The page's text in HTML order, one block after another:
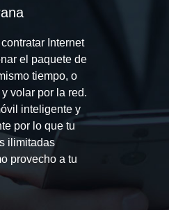
Internet
el paquete de
tiempo, o
volar por la red.
inteligente y
por lo que tu
ilimitadas
provecho a tu